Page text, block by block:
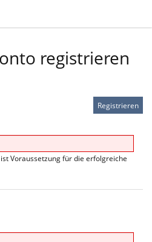
registrieren
Voraussetzung für die erfolgreiche